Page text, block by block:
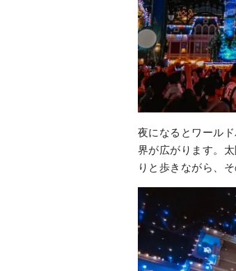
夜になるとワール
界が広がります。
りと歩きながら、